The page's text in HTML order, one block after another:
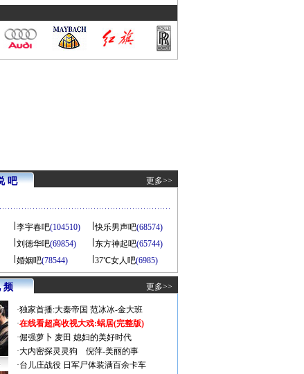
吧 更多>>
李宇春吧(104510) 快乐男声吧(68574)
刘德华吧(69854) 东方神起吧(65744)
婚姻吧(78544) 37℃女人吧(6985)
频 更多>>
·独家首播:大秦帝国 范冰冰-金大班
·在线看超高收视大戏:蜗居(完整版)
·倔强萝卜 麦田 媳妇的美好时代
·大内密探灵灵狗
倪萍-美丽的事
·台儿庄战役 日军尸体装满百余卡车